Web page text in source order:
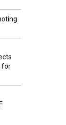
for